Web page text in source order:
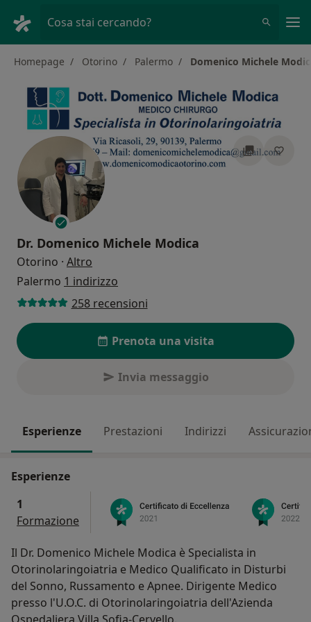
Cosa stai cercando?
Homepage Otorino Palermo Domenico Michele
Dr. Domenico Michele Modica
Otorino · Altro
Palermo 1 indirizzo
258 recensioni
Prenota una visita
Invia messaggio
Esperienze Prestazioni Indirizzi
Esperienze
1
Formazione
Il Dr. Domenico Michele Modica è Specialista in
Otorinolaringoiatria e Medico Qualificato in Disturbi
del Sonno, Russamento e Apnee. Dirigente Medico
presso l'U.O.C. di Otorinolaringoiatria dell'Azienda